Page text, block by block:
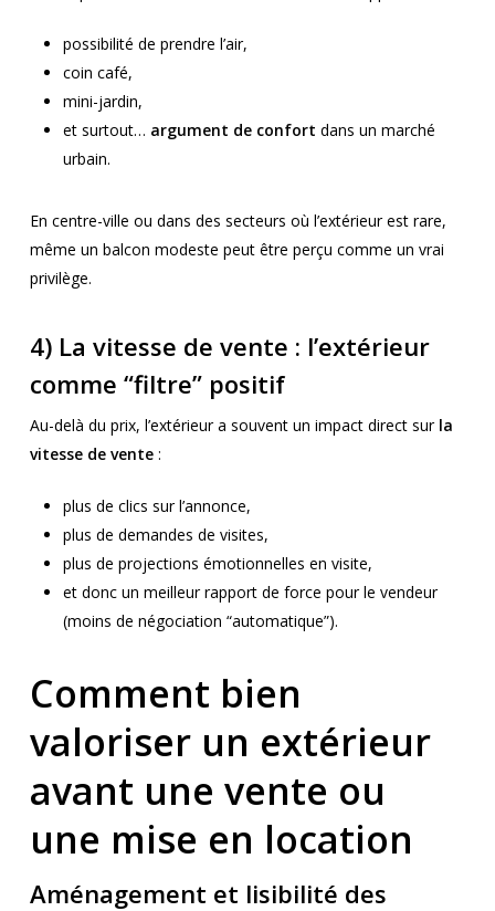
possibilité de prendre l’air,
coin café,
mini-jardin,
et surtout… argument de confort dans un marché
urbain.
En centre-ville ou dans des secteurs où l’extérieur est rare,
même un balcon modeste peut être perçu comme un vrai
privilège.
4) La vitesse de vente : l’extérieur
comme “filtre” positif
Au-delà du prix, l’extérieur a souvent un impact direct sur la
vitesse de vente:
plus de clics sur l’annonce,
plus de demandes de visites,
plus de projections émotionnelles en visite,
et donc un meilleur rapport de force pour le vendeur
(moins de négociation “automatique”).
Comment bien
valoriser un extérieur
avant une vente ou
une mise en location
Aménagement et lisibilité des